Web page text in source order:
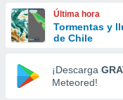
y
forma
digital
basada
Última hora
Tormentas y
de Chile
¡Descarga
Meteored!